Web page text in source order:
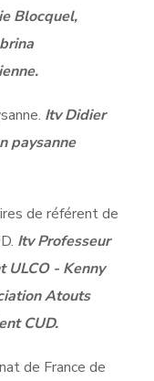
Blocquel,
Itv Didier
paysanne
de référent de
Itv Professeur
ULCO - Kenny
Atouts
CUD.
de France de